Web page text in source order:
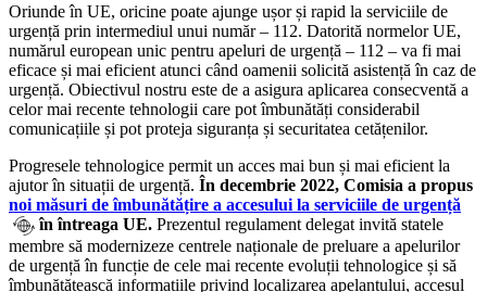
Oriunde în UE, oricine poate ajunge ușor și rapid la serviciile de
urgență prin intermediul unui număr – 112. Datorită normelor UE,
numărul european unic pentru apeluri de urgență – 112 – va fi mai
eficace și mai eficient atunci când oamenii solicită asistență în caz de
urgență. Obiectivul nostru este de a asigura aplicarea consecventă a
celor mai recente tehnologii care pot îmbunătăți considerabil
comunicațiile și pot proteja siguranța și securitatea cetățenilor.
Progresele tehnologice permit un acces mai bun și mai eficient la
ajutor în situații de urgență. În decembrie 2022, Comisia a propus
noi măsuri de îmbunătățire a accesului la serviciile de urgență
în întreaga UE. Prezentul regulament delegat invită statele
membre să modernizeze centrele naționale de preluare a apelurilor
de urgență în funcție de cele mai recente evoluții tehnologice și să
îmbunătățească informațiile privind localizarea apelantului, accesul